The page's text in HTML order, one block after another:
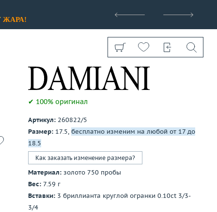
ЖАРА!
Показать все
✔ 100% оригинал
Артикул: 260822/5
Размер: 17.5, бесплатно изменим на любой от 17 до
18.5
Как заказать изменение размера?
Материал: золото 750 пробы
Вес: 7.59 г
Вставки: 3 бриллианта круглой огранки 0.10ct 3/3-
3/4